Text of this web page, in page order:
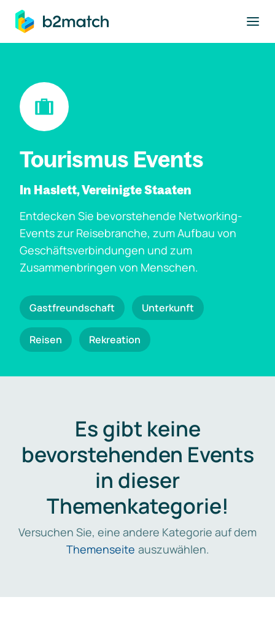
springen
Tourismus Events
In Haslett, Vereinigte Staaten
Entdecken Sie bevorstehende Networking-
Events zur Reisebranche, zum Aufbau von
Geschäftsverbindungen und zum
Zusammenbringen von Menschen.
Gastfreundschaft Unterkunft
Reisen Rekreation
Es gibt keine
bevorstehenden Events
in dieser
Themenkategorie!
Versuchen Sie, eine andere Kategorie auf dem
Themenseite auszuwählen.